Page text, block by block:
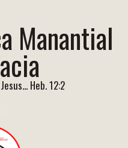
Manantial
Heb. 12:2